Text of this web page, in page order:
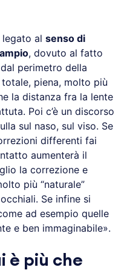
al senso di
, dovuto al fatto
perimetro della
piena, molto più
la distanza fra la lente
Poi c’è un discorso
sul naso, sul viso. Se
differenti fai
aumenterà il
la correzione e
più “naturale”
Se infine si
ad esempio quelle
e ben immaginabile».
è più che